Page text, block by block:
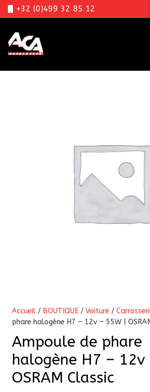
+32 (0)499 32 85 12
Accueil / BOUTIQUE / Voiture /
phare halogène H7 – 12v – 55W |
Ampoule de phare
halogène H7 – 12v
OSRAM Classic